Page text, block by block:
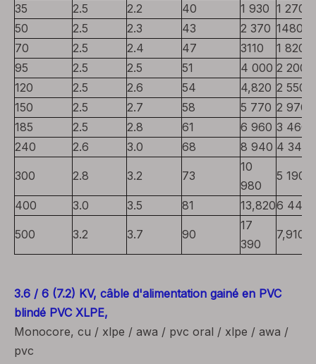
35
2.5 2.2 40 1 930 1 270
50
2.5 2.3 43 2 370 1480
70
2.5 2.4 47 3110
1 820
95
2.5 2.5 51 4 000 2 200
120
2.5 2.6 54 4,820 2 550
150
2.5 2.7 58 5 770 2 970
185
2.5 2.8 61 6 960 3 460
240
2.6 3.0 68 8 940 4 340
300 2.8 3.2 73
10
980
5 190
400 3.0 3.5 81 13,8206 440
500 3.2 3.7 90
17
390
7,910
3.6 / 6 (7.2) KV, câble d'alimentation gainé en PVC
blindé PVC XLPE,
Monocore, cu / xlpe / awa / pvc oral / xlpe / awa /
pvc